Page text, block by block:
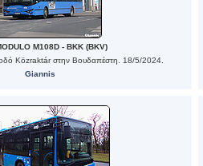
M108D - BKK (BKV)
Közraktár στην Βουδαπέστη. 18/5/2024.
Giannis